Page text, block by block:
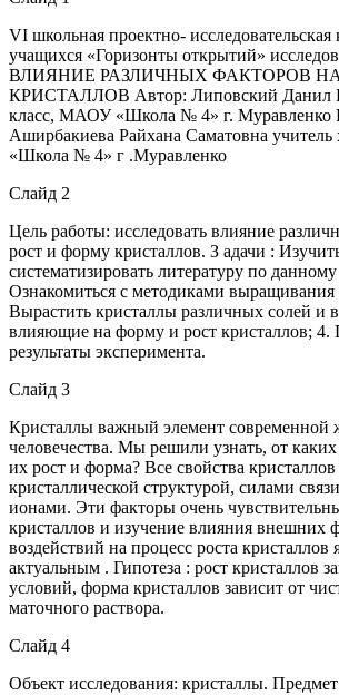
VI школьная проектно-
учащихся «Горизонты открытий»
ВЛИЯНИЕ РАЗЛИЧНЫХ ФАКТОРОВ
КРИСТАЛЛОВ Автор: Липовский Данил
класс, МАОУ «Школа № 4» г. Муравленко
Аширбакиева Райхана Саматовна
«Школа № 4» г .Муравленко
Слайд 2
Цель работы: исследовать влияние
рост и форму кристаллов. З адачи :
систематизировать литературу по
Ознакомиться с методиками выращивания
Вырастить кристаллы различных солей и
влияющие на форму и рост кристаллов; 4.
результаты эксперимента.
Слайд 3
Кристаллы важный элемент современной
человечества. Мы решили узнать, от
их рост и форма? Все свойства
кристаллической структурой, силами
ионами. Эти факторы очень
кристаллов и изучение влияния внешних
воздействий на процесс роста кристаллов
актуальным . Гипотеза : рост кристаллов
условий, форма кристаллов зависит от
маточного раствора.
Слайд 4
Объект исследования: кристаллы.